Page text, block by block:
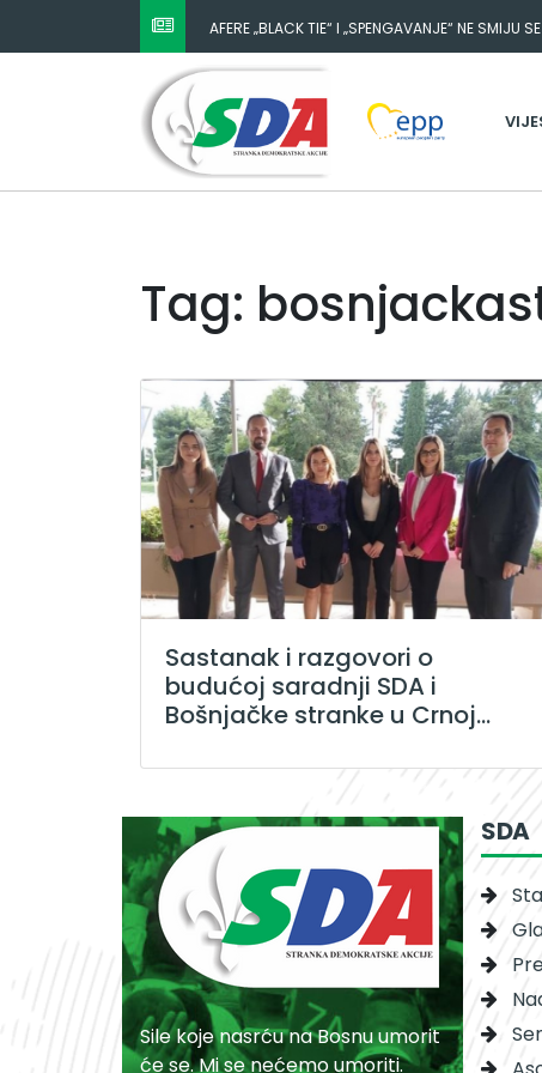
AFERE „BLACK TIE“ I „SPENGAVANJE“ NE SMIJU
Tag:
Sastanak i razgovori o
budućoj saradnji SDA i
Bošnjačke stranke u Crnoj...
Sile koje nasrću na Bosnu umorit
će se. Mi se nećemo umoriti.
SDA